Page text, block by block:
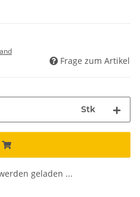
Frage zum Artikel
Stk
geladen ...